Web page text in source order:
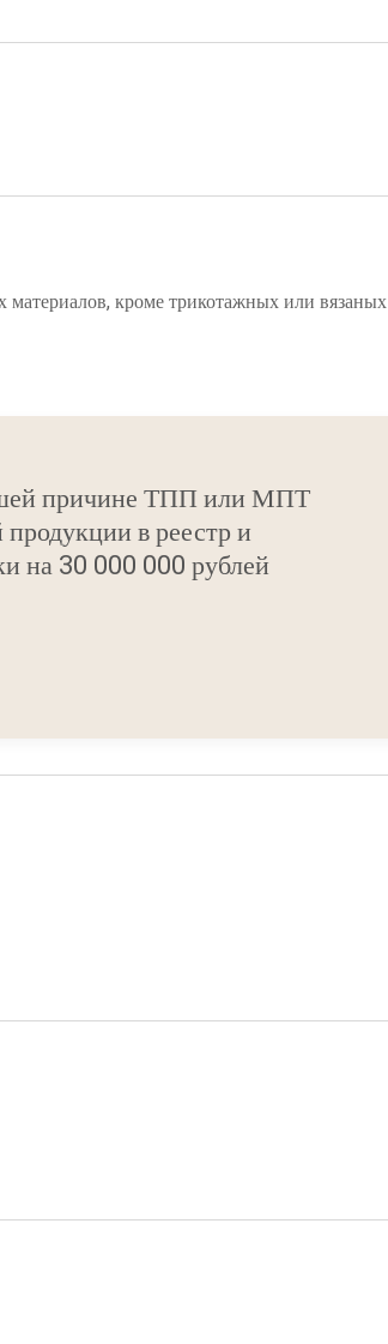
материалов, кроме трикотажных или вязаных
причине ТПП или МПТ
в реестр и
на 30 000 000 рублей